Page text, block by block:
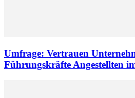
Umfrage: Vertrauen
Führungskräfte Angestellten